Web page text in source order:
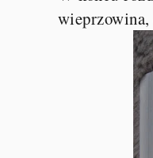
wieprzowina,